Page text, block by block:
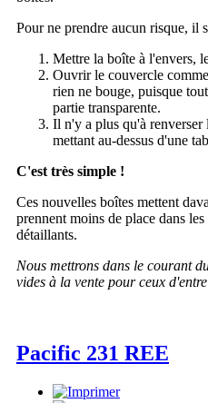
Pour ne prendre aucun risque, il
Mettre la boîte à l'envers,
Ouvrir le couvercle
rien ne bouge, puisque
partie transparente.
Il n'y a plus qu'à renverser
mettant au-dessus d'une
C'est très simple !
Ces nouvelles boîtes mettent
prennent moins de place dans
détaillants.
Nous mettrons dans le courant
vides à la vente pour ceux
Pacific 231 REE